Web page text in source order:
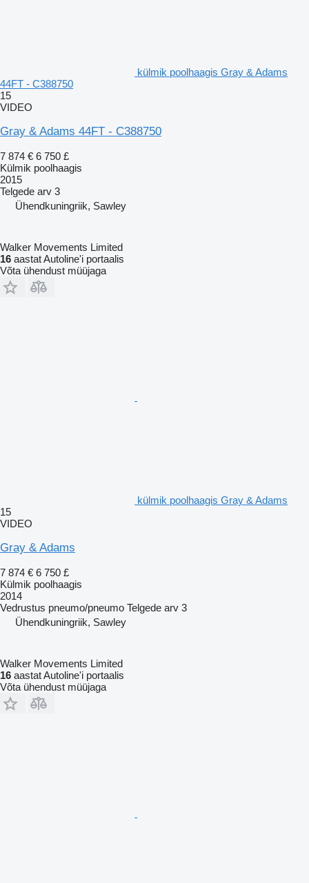
külmik poolhaagis Gray & Adams
44FT - C388750
15
VIDEO
Gray & Adams 44FT - C388750
7 874 € 6 750 £
Külmik poolhaagis
2015
Telgede arv 3
Ühendkuningriik, Sawley
Walker Movements Limited
16 aastat Autoline'i portaalis
Võta ühendust müüjaga
külmik poolhaagis Gray & Adams
15
VIDEO
Gray & Adams
7 874 € 6 750 £
Külmik poolhaagis
2014
Vedrustus pneumo/pneumo Telgede arv 3
Ühendkuningriik, Sawley
Walker Movements Limited
16 aastat Autoline'i portaalis
Võta ühendust müüjaga